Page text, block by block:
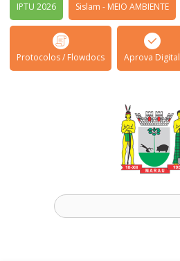
IPTU 2026 Sislam - MEIO AMBIENTE
Protocolos / Flowdocs Aprova Digital